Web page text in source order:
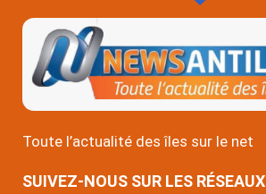
Toute l’actualité des îles sur le net
SUIVEZ-NOUS SUR LES RÉSEAUX